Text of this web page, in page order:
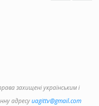
захищені українським і
адресуuagittv@gmail.com